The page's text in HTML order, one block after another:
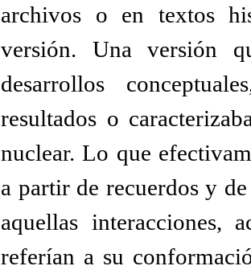
archivos o en textos
versión. Una versión
desarrollos
resultados o
nuclear. Lo que
a partir de recuerdos y
aquellas interacciones,
referían a su